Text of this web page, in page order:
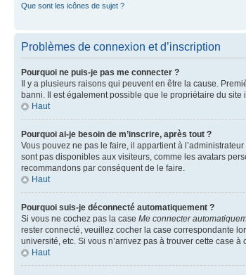
Que sont les icônes de sujet ?
Problèmes de connexion et d’inscription
Pourquoi ne puis-je pas me connecter ?
Il y a plusieurs raisons qui peuvent en être la cause.
banni. Il est également possible que le propriétaire du
Haut
Pourquoi ai-je besoin de m’inscrire, après tout ?
Vous pouvez ne pas le faire, il appartient à
sont pas disponibles aux visiteurs, comme les avatars
recommandons par conséquent de le faire.
Haut
Pourquoi suis-je déconnecté automatiquement ?
Si vous ne cochez pas la case Me connecter
rester connecté, veuillez cocher la case correspondante
université, etc. Si vous n’arrivez pas à trouver cette case
Haut